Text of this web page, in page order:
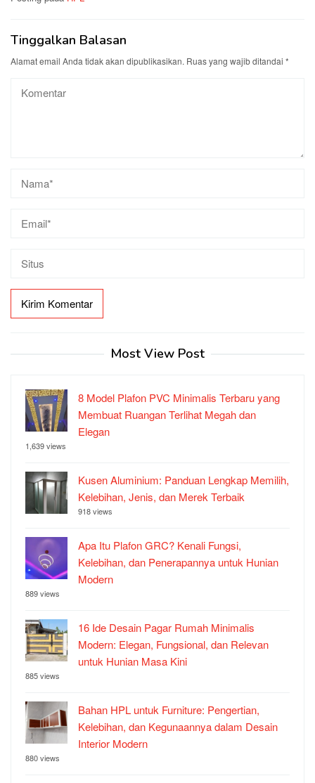
Tinggalkan Balasan
Alamat email Anda tidak akan dipublikasikan. Ruas yang wajib ditandai *
Most View Post
8 Model Plafon PVC Minimalis Terbaru yang
Membuat Ruangan Terlihat Megah dan
Elegan
1,639 views
Kusen Aluminium: Panduan Lengkap Memilih,
Kelebihan, Jenis, dan Merek Terbaik
918 views
Apa Itu Plafon GRC? Kenali Fungsi,
Kelebihan, dan Penerapannya untuk Hunian
Modern
889 views
16 Ide Desain Pagar Rumah Minimalis
Modern: Elegan, Fungsional, dan Relevan
untuk Hunian Masa Kini
885 views
Bahan HPL untuk Furniture: Pengertian,
Kelebihan, dan Kegunaannya dalam Desain
Interior Modern
880 views